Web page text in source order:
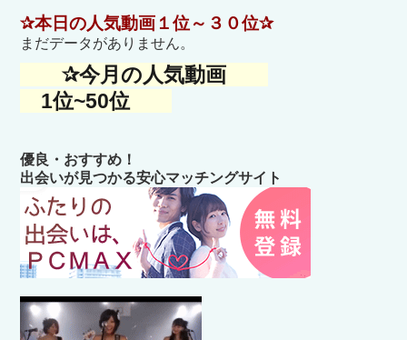
✰本日の人気動画１位～３０位✰
まだデータがありません。
✰今月の人気動画
1位~50位
優良・おすすめ！
出会いが見つかる安心マッチングサイト